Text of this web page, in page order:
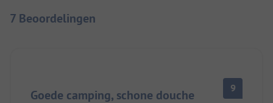
7 Beoordelingen
Goede camping, schone douche 9